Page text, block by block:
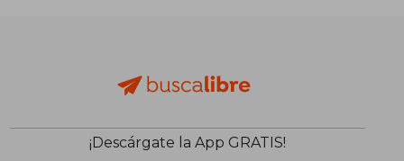
¡Descárgate la App GRATIS!